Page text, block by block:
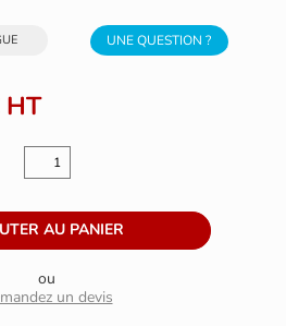
UNE QUESTION ?
HT
ou
un devis